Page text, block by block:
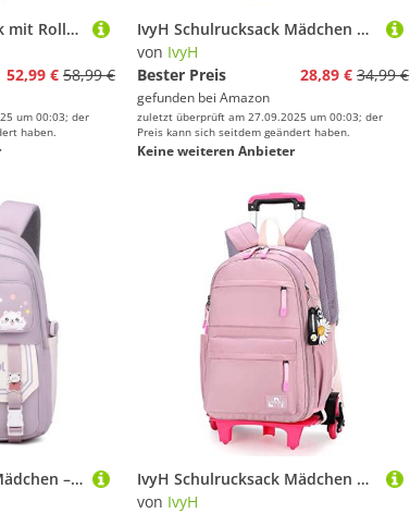
IvyH Trolley Rucksack mit Rollen, 16 Zoll Modisch Kinder Schulranzen mit Rollen für Mädchen, Abnehmbare Schulrucksack Trolley mit Räder, 1-4.Klasse, Lila
52,99 € 58,99 €
um 00:03; der
haben.
IvyH Schulrucksack Mädchen Teenager Schultaschen Jungen Ranzen Ergonomischem Kinder Rucksäcke Verweilen Druck Schulranzen für 8 10 15 Jahre School Bags for Boys Girls Schulranzen Groß für Schule
von IvyH
Bester Preis
28,89 € 34,99 €
gefunden bei Amazon
zuletzt überprüft am 27.09.2025 um 00:03; der
Preis kann sich seitdem geändert haben.
Keine weiteren Anbieter
IvyH Schulrucksack Mädchen – Kinderrucksack Große Kapazität Daypack Wasserdicht, Schultaschen Ideal für Mädchen Jungen im Alter von 2-6. Klasse, Lila
IvyH Schulrucksack Mädchen Teenager Schulranzen Trolley für Kinder Rucksack Lässig Kinderrucksack mit 6 Räder Trolley Schultasche Grundschultasche
von IvyH